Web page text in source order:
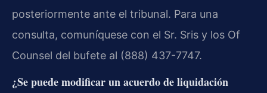
posteriormente ante el tribunal. Para una
consulta, comuníquese con el Sr. Sris y los Of
Counsel del bufete al (888) 437-7747.
¿Se puede modificar un acuerdo de liquidación